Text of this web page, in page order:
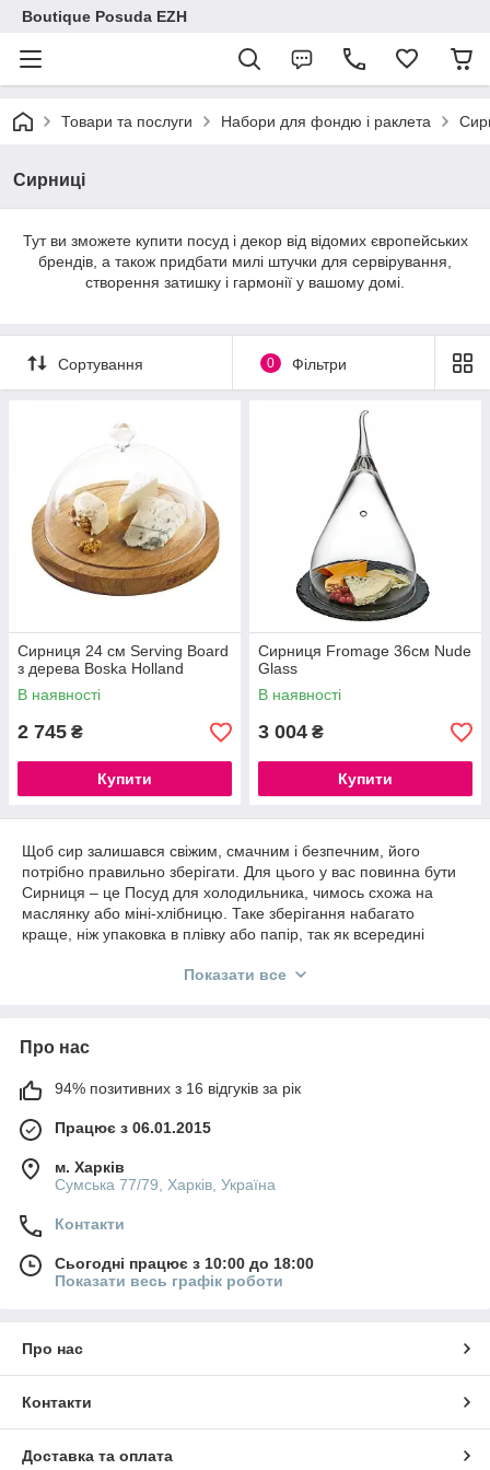
Boutique Posuda EZH
Товари та послуги Набори для фондю і раклета
Сирниці
Тут ви зможете купити посуд і декор від відомих європейських
брендів, а також придбати милі штучки для сервірування,
створення затишку і гармонії у вашому домі.
Сортування 0 Фільтри
Сирниця 24 см Serving Board
з дерева Boska Holland
В наявності
2 745 ₴
Купити
Сирниця Fromage 36см Nude
Glass
В наявності
3 004 ₴
Купити
Щоб сир залишався свіжим, смачним і безпечним, його
потрібно правильно зберігати. Для цього у вас повинна бути
Сирниця – це Посуд для холодильника, чимось схожа на
маслянку або міні-хлібницю. Таке зберігання набагато
краще, ніж упаковка в плівку або папір, так як всередині
обвітрюється, не покривається пліснявою. Кришка захищає
Показати все
Про нас
94% позитивних з 16 відгуків за рік
Працює з 06.01.2015
м. Харків
Сумська 77/79, Харків, Україна
Контакти
Сьогодні працює з 10:00 до 18:00
Показати весь графік роботи
Про нас
Контакти
Доставка та оплата